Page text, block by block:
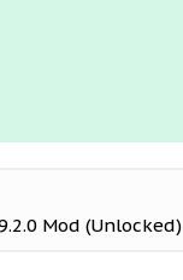
Mod (Unlocked)